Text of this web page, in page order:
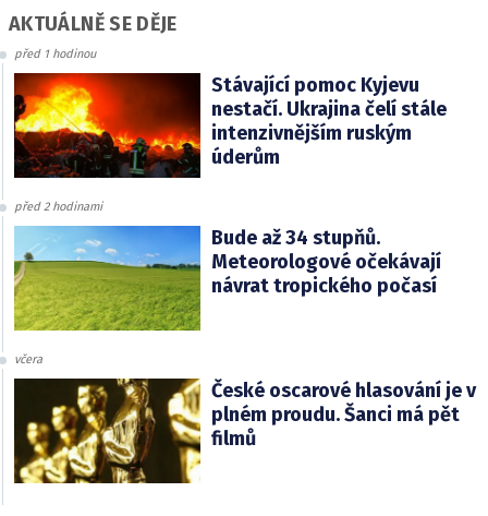
AKTUÁLNĚ SE DĚJE
před 1 hodinou
Stávající pomoc Kyjevu
nestačí. Ukrajina čelí stále
intenzivnějším ruským
úderům
před 2 hodinami
Bude až 34 stupňů.
Meteorologové očekávají
návrat tropického počasí
včera
České oscarové hlasování je v
plném proudu. Šanci má pět
filmů